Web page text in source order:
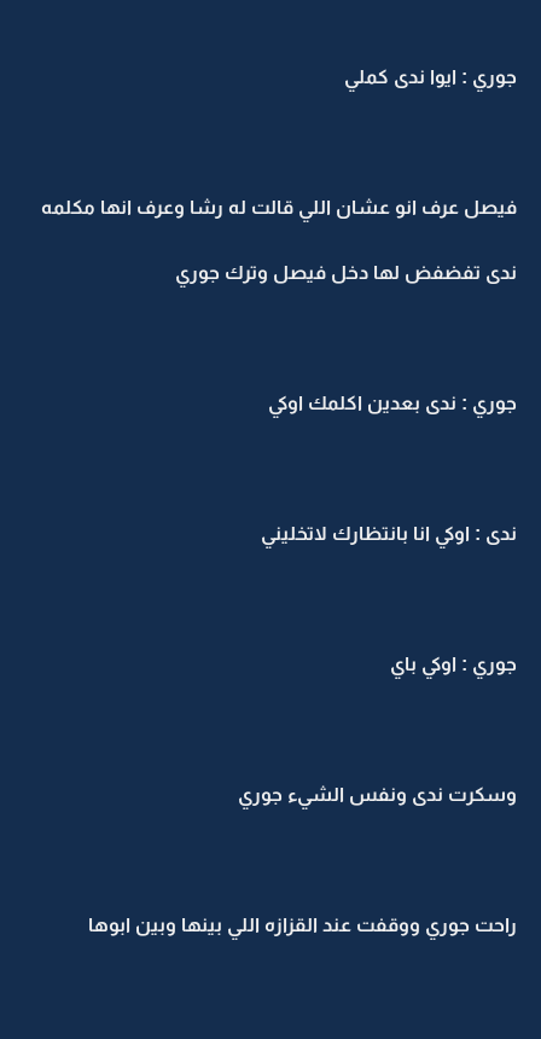
جوري : ايوا ندى كملي
فيصل عرف انو عشان اللي قالت له رشا وعرف انها مكلمه
ندى تفضفض لها دخل فيصل وترك جوري
جوري : ندى بعدين اكلمك اوكي
ندى : اوكي انا بانتظارك لاتخليني
جوري : اوكي باي
وسكرت ندى ونفس الشيء جوري
راحت جوري ووقفت عند القزازه اللي بينها وبين ابوها